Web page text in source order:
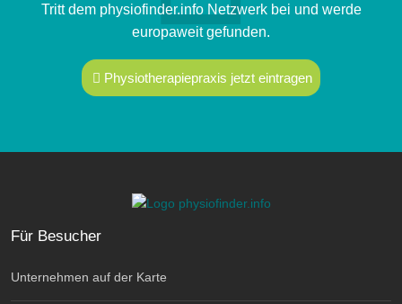
Tritt dem physiofinder.info Netzwerk bei und werde
europaweit gefunden.
Physiotherapiepraxis jetzt eintragen
Für Besucher
Unternehmen auf der Karte